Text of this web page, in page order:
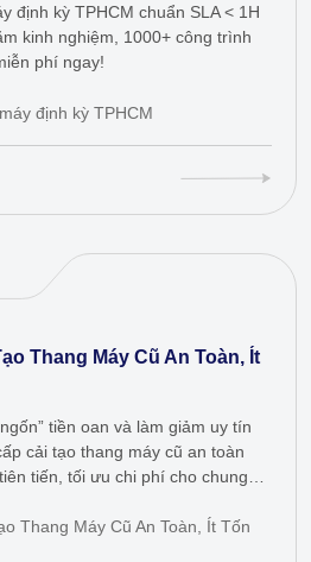
định kỳ TPHCM chuẩn SLA < 1H
kinh nghiệm, 1000+ công trình
phí ngay!
Thang Máy Cũ An Toàn, Ít
tiền oan và làm giảm uy tín
cải tạo thang máy cũ an toàn
tiến, tối ưu chi phí cho chung